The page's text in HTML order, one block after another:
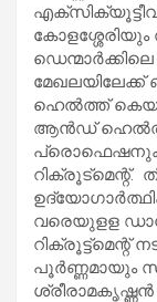
ഹെൽത്ത്
ആൻഡ് ഹെൽത്ത്
റിക്രൂട്‌മെന്റ്.
വരെയുളള
റിക്രൂട്ട്മെന്റ്
പൂർണ്ണമായും
ശ്രീരാമകൃഷ്ണൻ